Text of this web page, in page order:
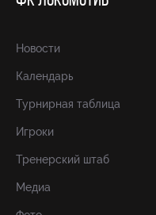
Новости
Календарь
Турнирная таблица
Игроки
Тренерский штаб
Медиа